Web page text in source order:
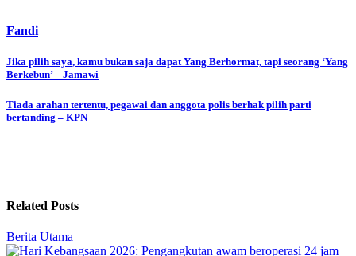
Fandi
Post
navigation
Jika pilih saya, kamu bukan saja dapat Yang Berhormat, tapi seorang ‘Yang
Berkebun’ – Jamawi
Tiada arahan tertentu, pegawai dan anggota polis berhak pilih parti
bertanding – KPN
Related Posts
Berita Utama